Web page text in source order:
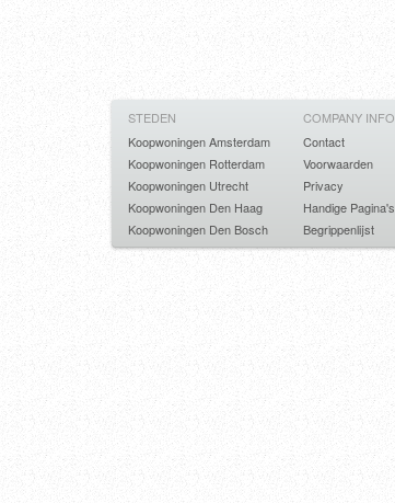
STEDEN
Koopwoningen Amsterdam
Koopwoningen Rotterdam
Koopwoningen Utrecht
Koopwoningen Den Haag
Koopwoningen Den Bosch
COMPANY INFO
Contact
Voorwaarden
Privacy
Handige Pagina's
Begrippenlijst